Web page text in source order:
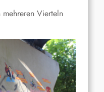
mehreren Vierteln